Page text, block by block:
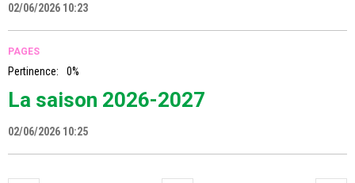
02/06/2026 10:23
PAGES
Pertinence: 0%
La saison 2026-2027
02/06/2026 10:25